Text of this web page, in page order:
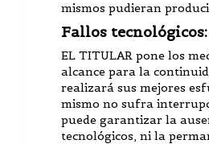
mismos pudieran
Fallos tecnológicos:
EL TITULAR pone los
alcance para la
realizará sus mejores
mismo no sufra
puede garantizar la
tecnológicos, ni la